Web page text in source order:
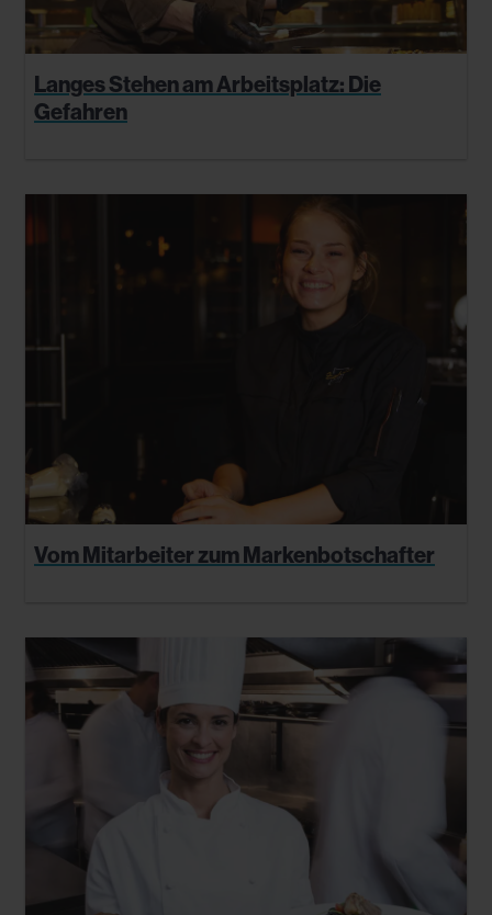
Langes Stehen am Arbeitsplatz: Die
Gefahren
Vom Mitarbeiter zum Markenbotschafter